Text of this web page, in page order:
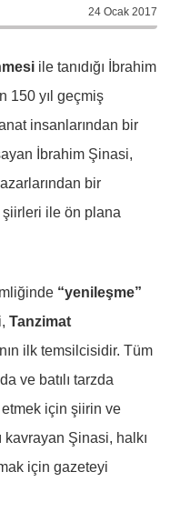
24 Ocak 2017
ile tanıdığı İbrahim
150 yıl geçmiş
insanlarından bir
İbrahim Şinasi,
bir
şiirleri ile ön plana
“yenileşme”
Tanzimat
ilk temsilcisidir. Tüm
ve batılı tarzda
için şiirin ve
kavrayan Şinasi, halkı
için gazeteyi